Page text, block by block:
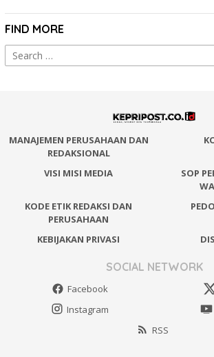
FIND MORE
Search
for:
MANAJEMEN PERUSAHAAN DAN
REDAKSIONAL
VISI MISI MEDIA
SOP
KODE ETIK REDAKSI DAN
PERUSAHAAN
KEBIJAKAN PRIVASI
SOCIAL NETWORK
Facebook
Instagram
RSS